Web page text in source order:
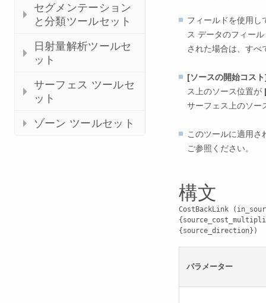
セグメンテーション
と分類ツールセット
日射量解析ツールセ
ット
サーフェス ツールセ
ット
ゾーン ツールセット
フィールドを使用し
ス データのフィー
された場合は、すべ
[ソースの開始コス
ス上のソース位置が
サーフェス上のソー
このツールに適用
ご参照ください。
構文
CostBackLink
{source_direction})
パラメーター